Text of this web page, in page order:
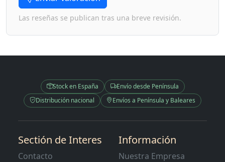
Las reseñas se publican tras una breve revisión.
Stock en España
Envío desde Península
Distribución nacional
Envíos a Península y Baleares
Sectión de Interes
Contacto
Información
Nuestra Empresa